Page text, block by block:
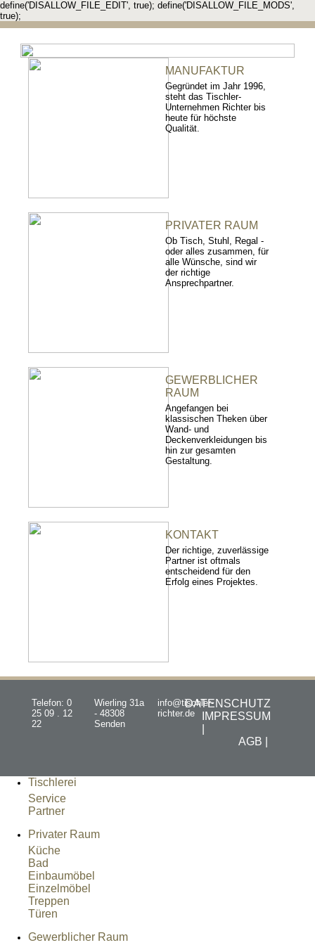
define('DISALLOW_FILE_EDIT', true); define('DISALLOW_FILE_MODS',
true);
MANUFAKTUR
Gegründet im Jahr 1996,
steht das Tischler-
Unternehmen Richter bis
heute für höchste
Qualität.
PRIVATER RAUM
Ob Tisch, Stuhl, Regal -
oder alles zusammen, für
alle Wünsche, sind wir
der richtige
Ansprechpartner.
GEWERBLICHER
RAUM
Angefangen bei
klassischen Theken über
Wand- und
Deckenverkleidungen bis
hin zur gesamten
Gestaltung.
KONTAKT
Der richtige, zuverlässige
Partner ist oftmals
entscheidend für den
Erfolg eines Projektes.
Telefon: 0
25 09 . 12
22
Wierling 31a
- 48308
Senden
info@tischler-
richter.de
DATENSCHUTZ
IMPRESSUM
AGB |
Tischlerei
Service
Partner
Privater Raum
Küche
Bad
Einbaumöbel
Einzelmöbel
Treppen
Türen
Gewerblicher Raum